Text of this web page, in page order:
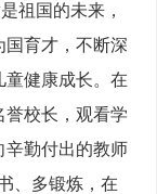
祖国的未来，
国育才，不断深
童健康成长。在
誉校长，观看学
辛勤付出的教师
、多锻炼，在